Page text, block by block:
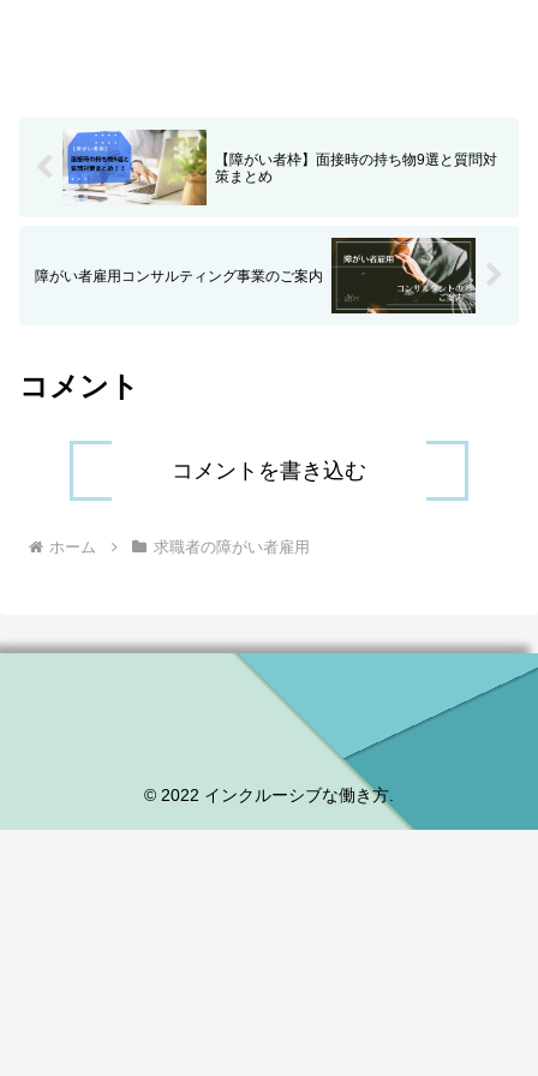
【障がい者枠】面接時の持ち物9選と質問対
策まとめ
障がい者雇用コンサルティング事業のご案内
コメント
コメントを書き込む
ホーム 求職者の障がい者雇用
© 2022 インクルーシブな働き方.